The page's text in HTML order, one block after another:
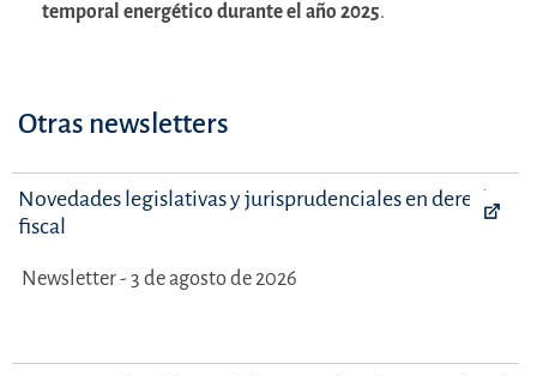
temporal energético durante el año 2025.
Otras newsletters
Novedades legislativas y jurisprudenciales en derecho
fiscal
Newsletter - 3 de agosto de 2026